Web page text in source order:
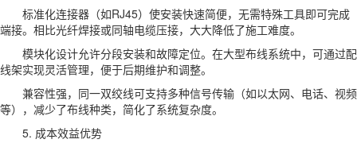
标准化连接器（如RJ45）使安装快速简便，无需特殊工具即可完成
端接。相比光纤焊接或同轴电缆压接，大大降低了施工难度。
模块化设计允许分段安装和故障定位。在大型布线系统中，可通过配
线架实现灵活管理，便于后期维护和调整。
兼容性强，同一双绞线可支持多种信号传输（如以太网、电话、视频
等），减少了布线种类，简化了系统复杂度。
5. 成本效益优势